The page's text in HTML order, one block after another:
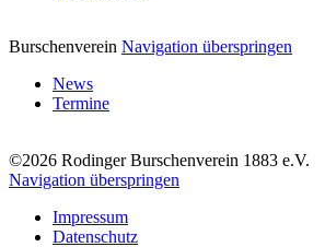
Burschenverein Navigation überspringen
News
Termine
©2026 Rodinger Burschenverein 1883 e.V.
Navigation überspringen
Impressum
Datenschutz